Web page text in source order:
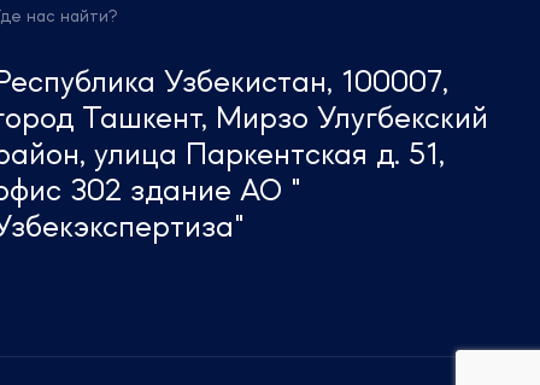
Где нас найти?
Узбекистан, 100007,
Ташкент, Мирзо Улугбекский
улица Паркентская д. 51,
302 здание АО "